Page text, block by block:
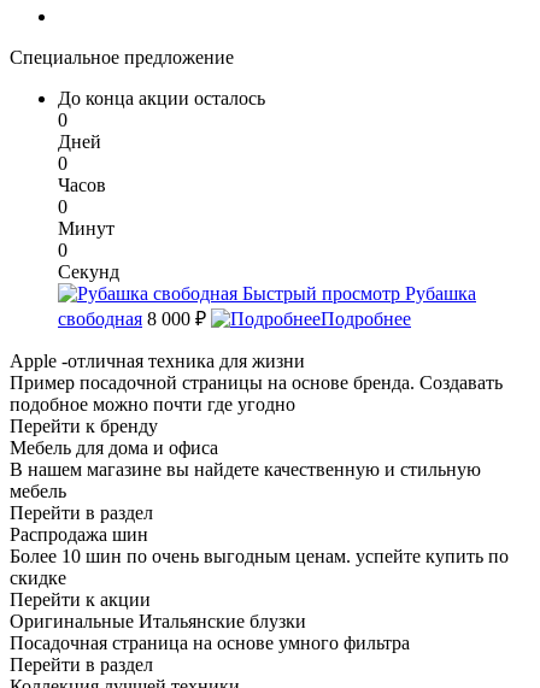
Специальное предложение
До конца акции осталось
0
Дней
0
Часов
0
Минут
0
Секунд
Быстрый просмотр Рубашка
свободная 8 000 ₽ Подробнее
Apple -отличная техника для жизни
Пример посадочной страницы на основе бренда. Создавать
подобное можно почти где угодно
Перейти к бренду
Мебель для дома и офиса
В нашем магазине вы найдете качественную и стильную
мебель
Перейти в раздел
Распродажа шин
Более 10 шин по очень выгодным ценам. успейте купить по
скидке
Перейти к акции
Оригинальные Итальянские блузки
Посадочная страница на основе умного фильтра
Перейти в раздел